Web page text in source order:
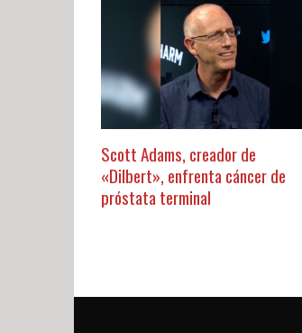
Scott Adams, creador de
«Dilbert», enfrenta cáncer de
próstata terminal